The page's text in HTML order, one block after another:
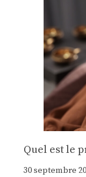
Quel est le
30 septembre